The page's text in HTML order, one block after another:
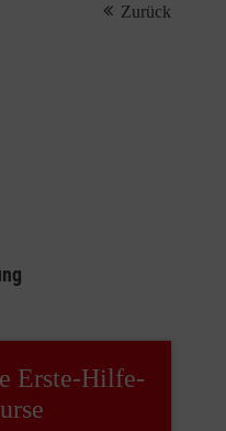
Zurück
Erste-Hilfe-